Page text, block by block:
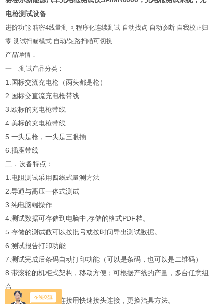
电枪测试设备
进阶功能 精密4线量测 可程序化连续测试 自动找点 自动诊断 自我校正归
零 测试扫瞄模式 自动/短路扫瞄可切换
产品详情：
一 .测试产品分类：
1.国标交流充电枪（两头都是枪）
2.国标交直流充电枪带线
3.欧标的充电枪带线
4.美标的充电枪带线
5.一头是枪，一头是三眼插
6.插座带线
二．设备特点：
1.电阻测试采用四线式量测方法
2.导通与高压一体式测试
3.纯电脑端操作
4.测试数据可存储到电脑中,存储的格式PDF档。
5.存储的测试数可以按批号或按时间导出测试数据。
6.测试报告打印功能
7.测试完成后条码自动打印功能（可以是条码，也可以是二维码）
8.带滚轮的机柜式架构，移动方便；可根据产线的产量，多台任意组
合
9.治具与机器之间连接用快速接头连接，更换治具方法。